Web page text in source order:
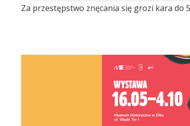
Za przestępstwo znęcania się grozi kara do